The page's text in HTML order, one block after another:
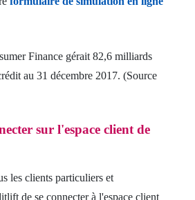
Finance gérait 82,6 milliards
au 31 décembre 2017. (Source
sur l'espace client de
les clients particuliers et
de se connecter à l'espace client